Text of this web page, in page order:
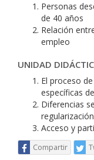
Personas
de 40 años
Relación
empleo
UNIDAD
El proceso
específicas
Diferencias
Acceso y
Compartir